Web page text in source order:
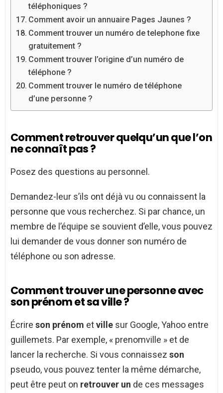
téléphoniques ?
Comment avoir un annuaire Pages Jaunes ?
Comment trouver un numéro de telephone fixe
gratuitement ?
Comment trouver l’origine d’un numéro de
téléphone ?
Comment trouver le numéro de téléphone
d’une personne ?
Comment retrouver quelqu’un que l’on
ne connaît pas ?
Posez des questions au personnel.
Demandez-leur s’ils ont déjà vu ou connaissent la
personne que vous recherchez. Si par chance, un
membre de l’équipe se souvient d’elle, vous pouvez
lui demander de vous donner son numéro de
téléphone ou son adresse.
Comment trouver une personne avec
son prénom et sa ville ?
Écrire son prénom etville sur Google, Yahoo entre
guillemets. Par exemple, « prenomville » et de
lancer la recherche. Si vous connaissez son
pseudo, vous pouvez tenter la même démarche,
peut être peut on retrouver un de ces messages